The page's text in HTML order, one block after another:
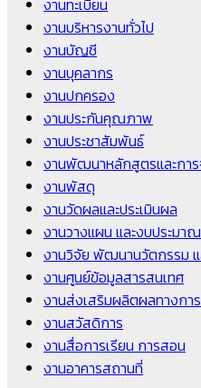
งานทะเบียน
งานบริหารงานทั่วไป
งานบัญชี
งานบุคลากร
งานปกครอง
งานประกันคุณภาพ
งานประชาสัมพันธ์
งานพัฒนาหลักสูตรและกา
งานพัสดุ
งานวัดผลและประเมินผล
งานวางแผน และงบประมาณ
งานวิจัย พัฒนานวัตกรรม
งานศูนย์ข้อมูลสารสนเทศ
งานส่งเสริมผลิตผลทางกา
งานสวัสดิการ
งานสื่อการเรียน การสอน
งานอาคารสถานที่